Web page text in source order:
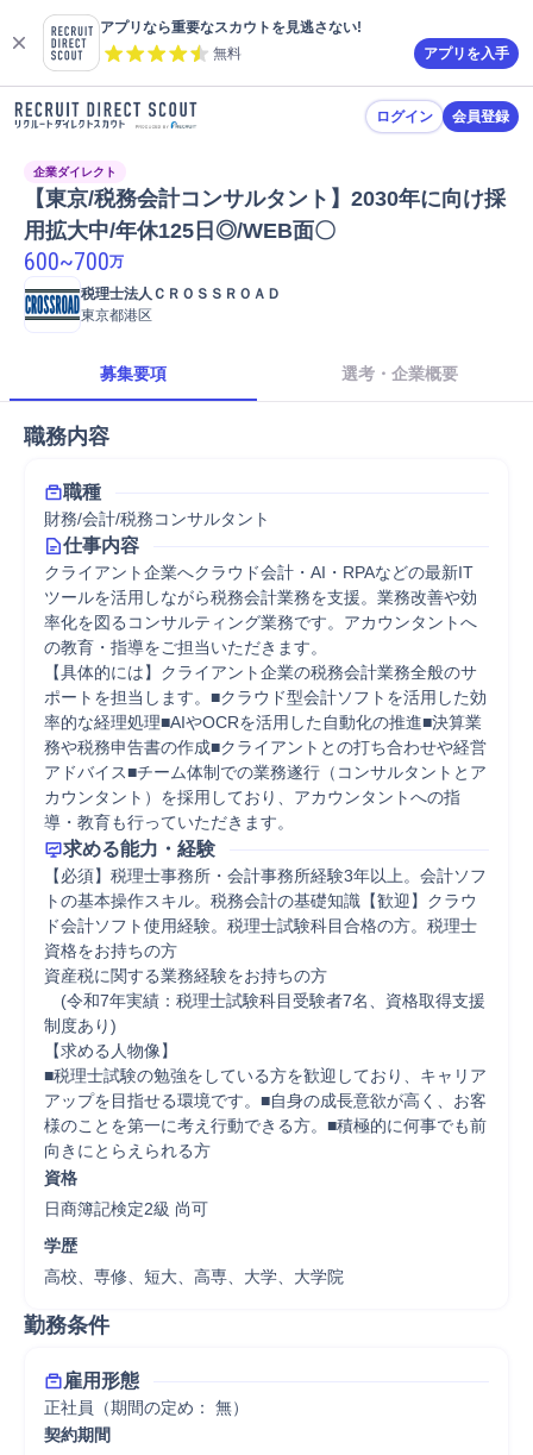
アプリなら重要なスカウトを見逃さない!
無料
アプリを入手
ログイン 会員登録
企業ダイレクト
【東京/税務会計コンサルタント】2030年に向け採
用拡大中/年休125日◎/WEB面〇
600~700万
税理士法人ＣＲＯＳＳＲＯＡＤ
東京都港区
募集要項 選考・企業概要
職務内容
職種
財務/会計/税務コンサルタント
仕事内容
クライアント企業へクラウド会計・AI・RPAなどの最新IT
ツールを活用しながら税務会計業務を支援。業務改善や効
率化を図るコンサルティング業務です。アカウンタントへ
の教育・指導をご担当いただきます。
【具体的には】クライアント企業の税務会計業務全般のサ
ポートを担当します。■クラウド型会計ソフトを活用した効
率的な経理処理■AIやOCRを活用した自動化の推進■決算業
務や税務申告書の作成■クライアントとの打ち合わせや経営
アドバイス■チーム体制での業務遂行（コンサルタントとア
カウンタント）を採用しており、アカウンタントへの指
導・教育も行っていただきます。
求める能力・経験
【必須】税理士事務所・会計事務所経験3年以上。会計ソフ
トの基本操作スキル。税務会計の基礎知識【歓迎】クラウ
ド会計ソフト使用経験。税理士試験科目合格の方。税理士
資格をお持ちの方
資産税に関する業務経験をお持ちの方
(令和7年実績：税理士試験科目受験者7名、資格取得支援
制度あり)
【求める人物像】
■税理士試験の勉強をしている方を歓迎しており、キャリア
アップを目指せる環境です。■自身の成長意欲が高く、お客
様のことを第一に考え行動できる方。■積極的に何事でも前
向きにとらえられる方
資格
日商簿記検定2級 尚可
学歴
高校、専修、短大、高専、大学、大学院
勤務条件
雇用形態
正社員（期間の定め： 無）
契約期間